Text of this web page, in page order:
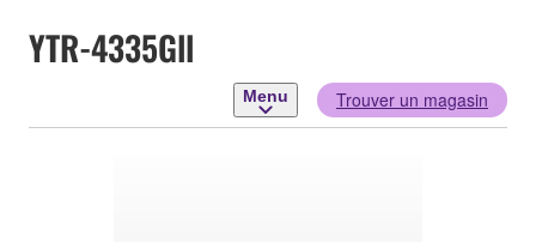
YTR-4335Gll
Menu Trouver un magasin